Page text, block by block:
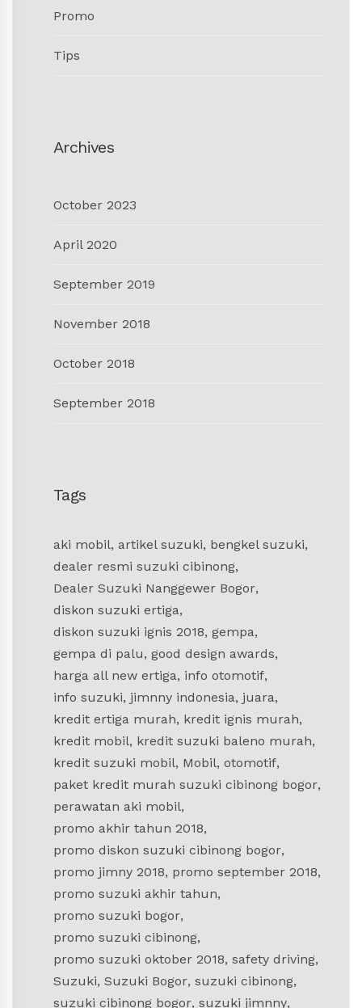
Promo
Tips
Archives
October 2023
April 2020
September 2019
November 2018
October 2018
September 2018
Tags
aki mobil, artikel suzuki, bengkel suzuki,
dealer resmi suzuki cibinong,
Dealer Suzuki Nanggewer Bogor,
diskon suzuki ertiga,
diskon suzuki ignis 2018, gempa,
gempa di palu, good design awards,
harga all new ertiga, info otomotif,
info suzuki, jimnny indonesia, juara,
kredit ertiga murah, kredit ignis murah,
kredit mobil, kredit suzuki baleno murah,
kredit suzuki mobil, Mobil, otomotif,
paket kredit murah suzuki cibinong bogor,
perawatan aki mobil,
promo akhir tahun 2018,
promo diskon suzuki cibinong bogor,
promo jimny 2018, promo september 2018,
promo suzuki akhir tahun,
promo suzuki bogor,
promo suzuki cibinong,
promo suzuki oktober 2018, safety driving,
Suzuki, Suzuki Bogor, suzuki cibinong,
suzuki cibinong bogor, suzuki jimnny,